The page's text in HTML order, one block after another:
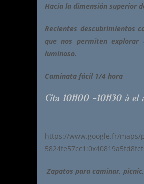
Hacia la dimensión superior
Recientes descubrimientos
que nos permiten explorar
luminoso.
Caminata fácil 1/4 hora
Cita 1OHOO -1OH3O à el
https://www.google.fr/maps/
Zapatos para caminar,